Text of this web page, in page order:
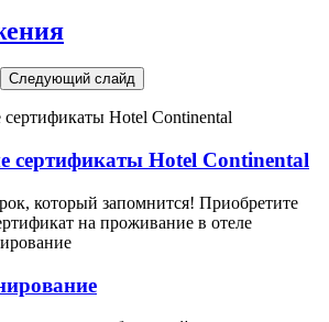
Следующий слайд
сертификаты Hotel Continental
который запомнится! Приобретите
на проживание в отеле